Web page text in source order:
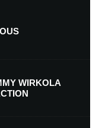
WIRKOLA